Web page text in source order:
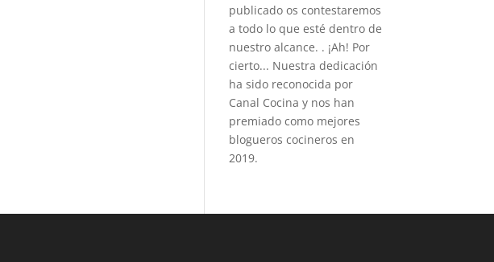
publicado os contestaremos
a todo lo que esté dentro de
nuestro alcance. . ¡Ah! Por
cierto... Nuestra dedicación
ha sido reconocida por
Canal Cocina y nos han
premiado como mejores
blogueros cocineros en
2019.